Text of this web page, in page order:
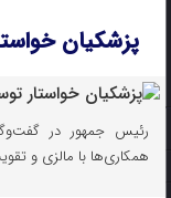
پزشکیان
رئیس جمهور در
همکاری‌ها با مالزی و